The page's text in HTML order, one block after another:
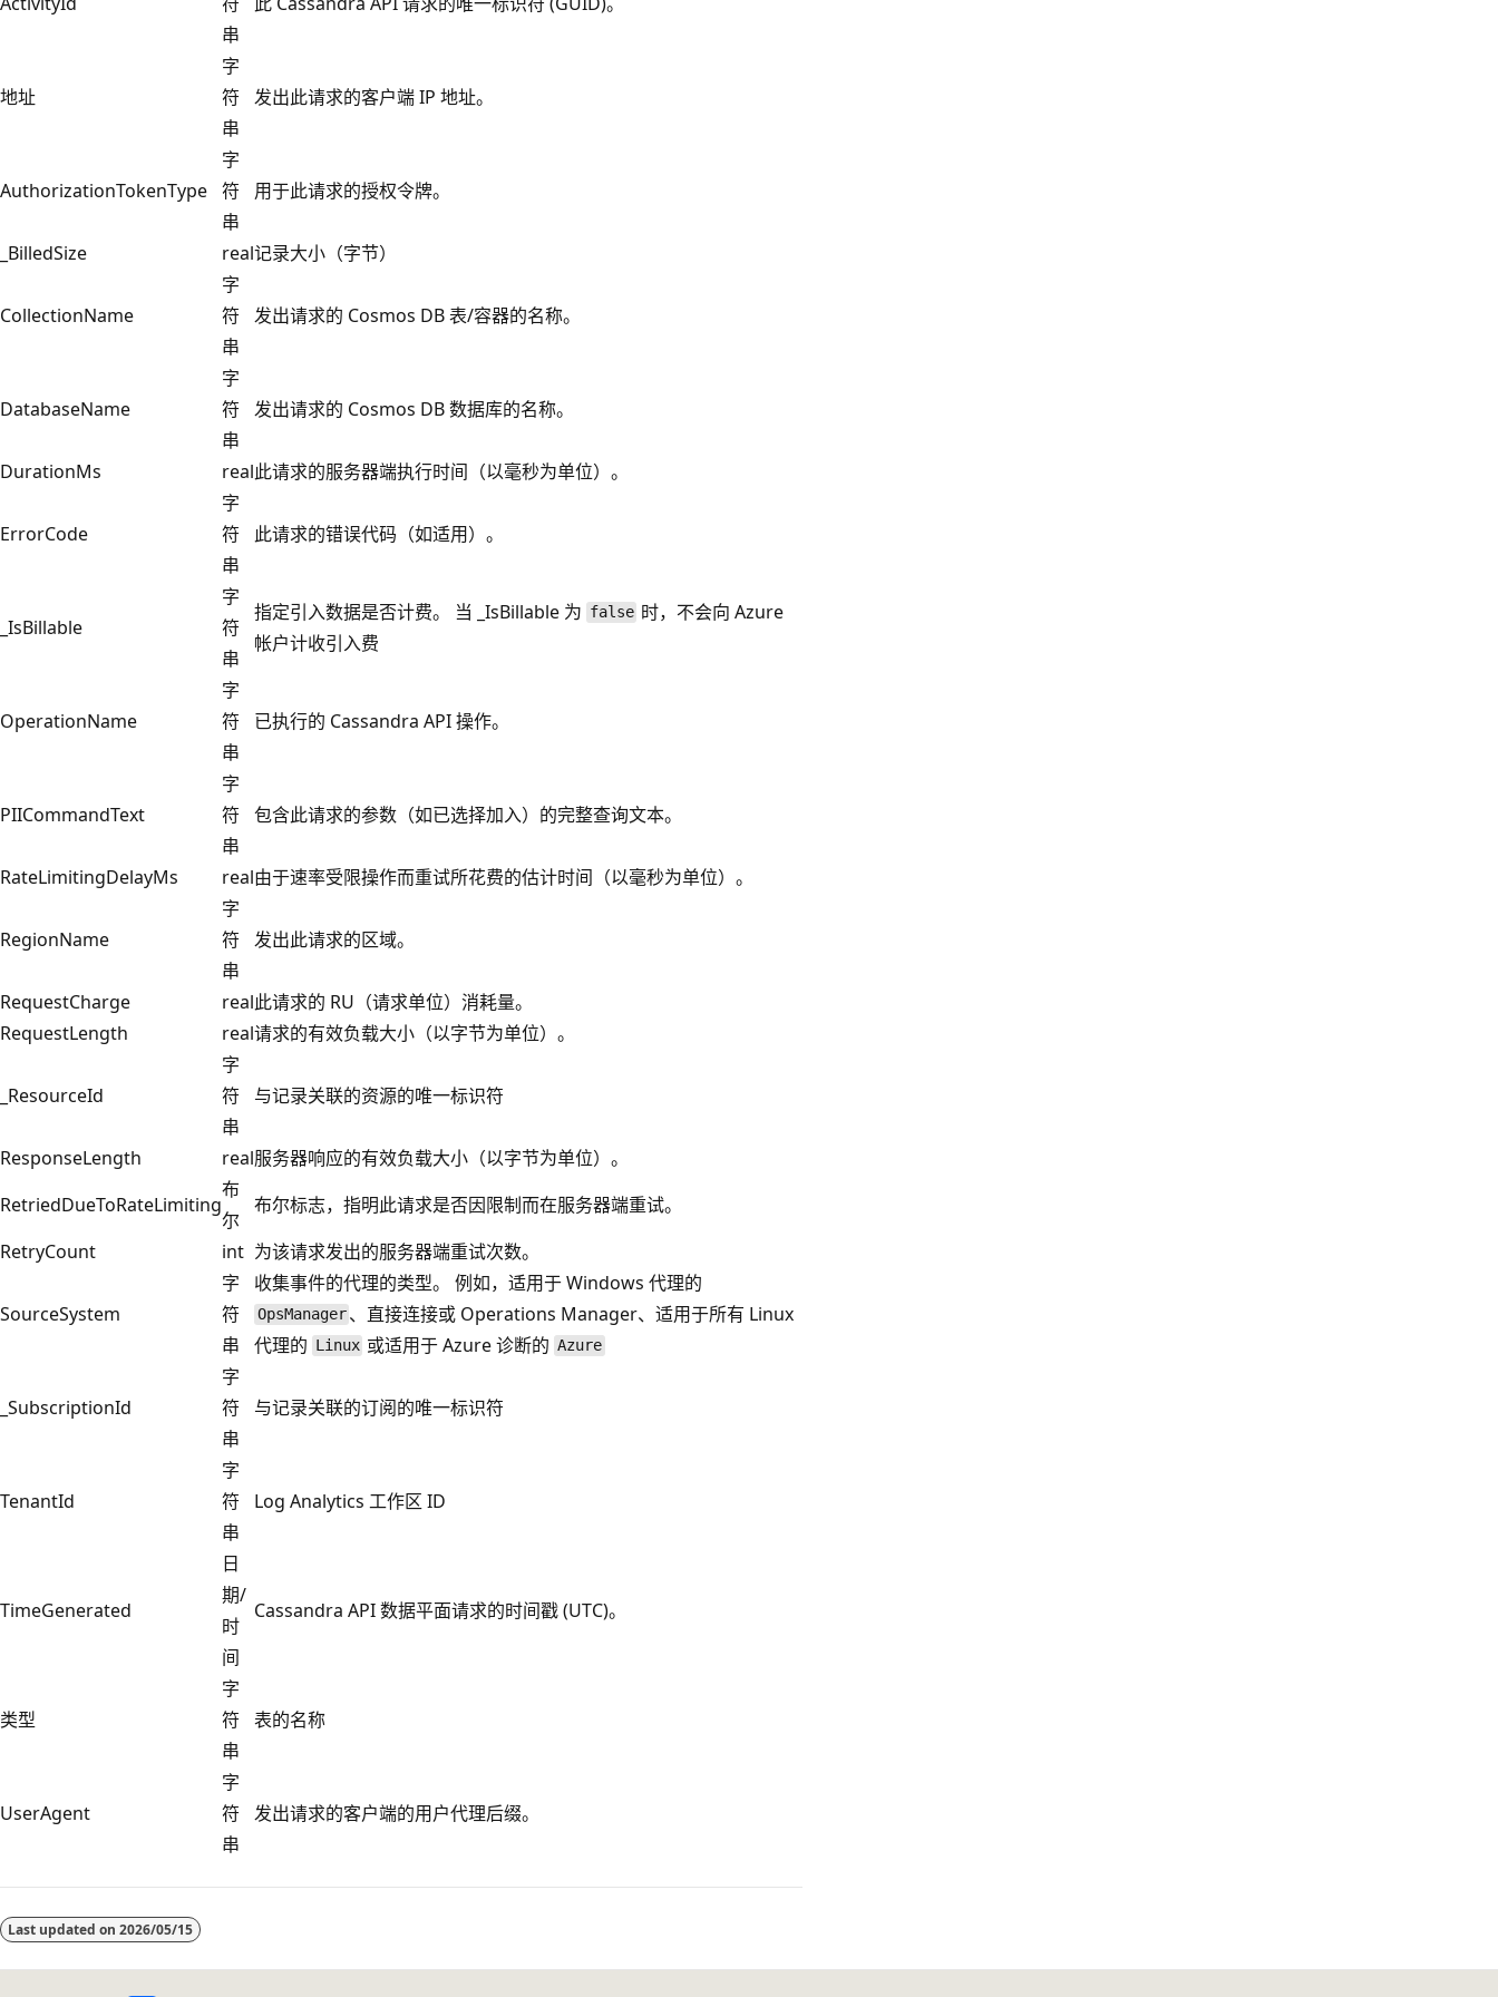
串
地址
字
符
串
发出此请求的客户端 IP 地址。
AuthorizationTokenType
字
符
串
用于此请求的授权令牌。
_BilledSize real记录大小（字节）
CollectionName
字
符
串
发出请求的 Cosmos DB 表/容器的名称。
DatabaseName
字
符
串
发出请求的 Cosmos DB 数据库的名称。
DurationMs real此请求的服务器端执行时间（以毫秒为单位）。
ErrorCode
字
符
串
此请求的错误代码（如适用）。
_IsBillable
字
符
串
指定引入数据是否计费。 当 _IsBillable 为 false 时，不会向 Azure
帐户计收引入费
OperationName
字
符
串
已执行的 Cassandra API 操作。
PIICommandText
字
符
串
包含此请求的参数（如已选择加入）的完整查询文本。
RateLimitingDelayMs real由于速率受限操作而重试所花费的估计时间（以毫秒为单位）。
RegionName
字
符
串
发出此请求的区域。
RequestCharge real此请求的 RU（请求单位）消耗量。
RequestLength
real请求的有效负载大小（以字节为单位）。
_ResourceId
字
符
串
与记录关联的资源的唯一标识符
ResponseLength real服务器响应的有效负载大小（以字节为单位）。
RetriedDueToRateLimiting
布
尔
布尔标志，指明此请求是否因限制而在服务器端重试。
RetryCount
int 为该请求发出的服务器端重试次数。
SourceSystem
字
符
串
收集事件的代理的类型。 例如，适用于 Windows 代理的
OpsManager 、直接连接或 Operations Manager、适用于所有 Linux
代理的 Linux 或适用于 Azure 诊断的Azure
_SubscriptionId
字
符
串
与记录关联的订阅的唯一标识符
TenantId
字
符
串
Log Analytics 工作区 ID
TimeGenerated
日
期/
时
间
Cassandra API 数据平面请求的时间戳 (UTC)。
类型
字
符
串
表的名称
UserAgent
字
符
串
发出请求的客户端的用户代理后缀。
Last updated on 2026/05/15